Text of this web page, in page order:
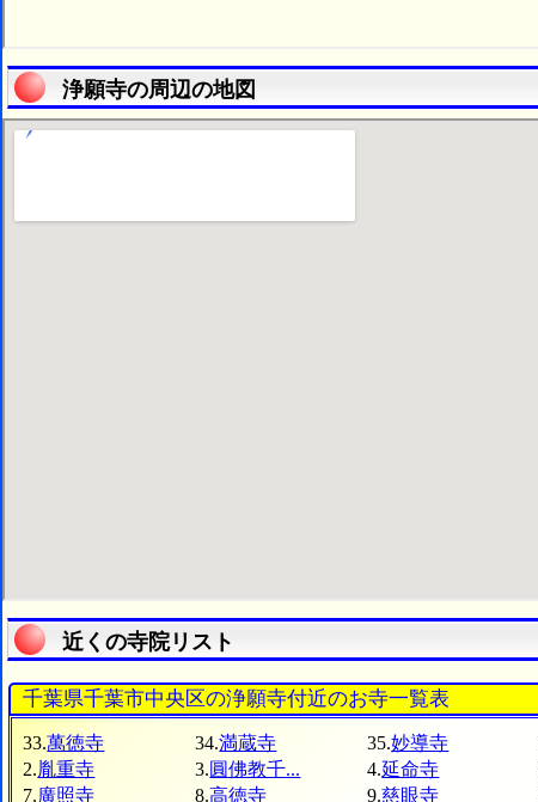
浄願寺の周辺の地図
近くの寺院リスト
千葉県千葉市中央区の浄願寺付近のお寺一覧表
33.萬徳寺 34.満蔵寺 35.妙導寺
2.胤重寺 3.圓佛教千... 4.延命寺
7.廣照寺 8.高徳寺 9.慈眼寺